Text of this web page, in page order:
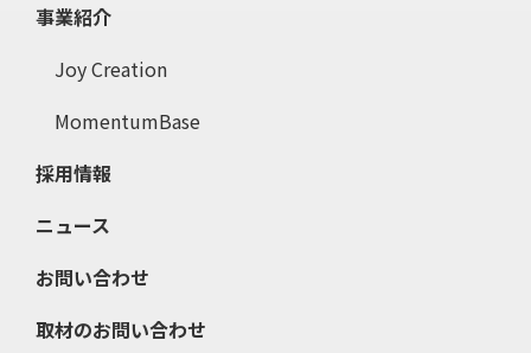
事業紹介
Joy Creation
MomentumBase
採用情報
ニュース
お問い合わせ
取材のお問い合わせ